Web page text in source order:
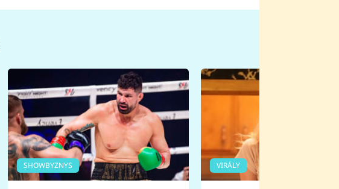
SHOWBYZNYS VIRÁLY